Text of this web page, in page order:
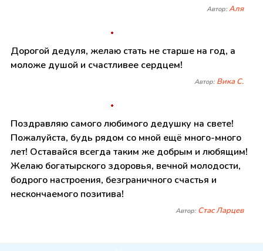
Автор:Аля
Дорогой дедуля, желаю стать не старше на год, а
моложе душой и счастливее сердцем!
Автор: Вика С.
Поздравляю самого любимого дедушку на свете!
Пожалуйста, будь рядом со мной ещё много-много
лет! Оставайся всегда таким же добрым и любящим!
Желаю богатырского здоровья, вечной молодости,
бодрого настроения, безграничного счастья и
нескончаемого позитива!
Автор: Стас Ларцев